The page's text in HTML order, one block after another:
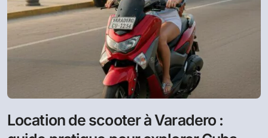
Location de scooter à Varadero :